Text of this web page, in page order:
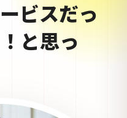
ビスだっ
と思っ